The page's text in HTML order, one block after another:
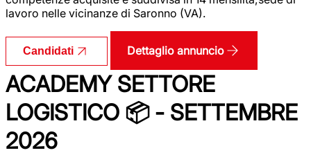
lavoro nelle vicinanze di Saronno (VA).
Candidati Dettaglio annuncio
ACADEMY SETTORE
LOGISTICO 📦 - SETTEMBRE
2026